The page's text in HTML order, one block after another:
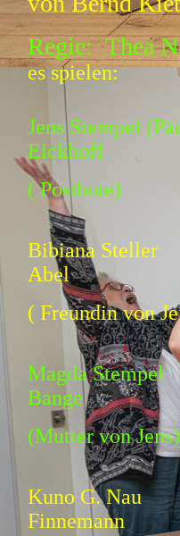
Regie: Thea
es spielen:
Jens Stempel
Eickhoff
( Postbote)
Bibiana
Abel
( Freundin von
Magda
Bange
(Mutter von Jens)
Kuno
Finnemann